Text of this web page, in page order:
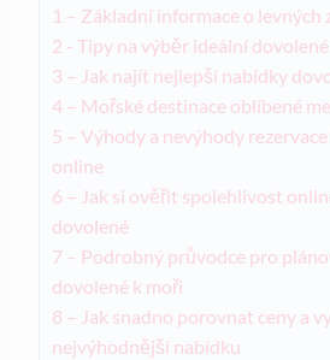
1 – ⁣Základní informace o levných
2 -‍ Tipy‍ na​ výběr​ ideální
3 – Jak najít nejlepší nabídky
4 – Mořské destinace oblíbené
5 – Výhody a⁤ nevýhody
⁣online
6 – Jak si ověřit⁤ spolehlivost
dovolené
7 – Podrobný průvodce pro
dovolené k moři
8 – Jak​ snadno porovnat ⁤ceny a‌
nejvýhodnější nabídku